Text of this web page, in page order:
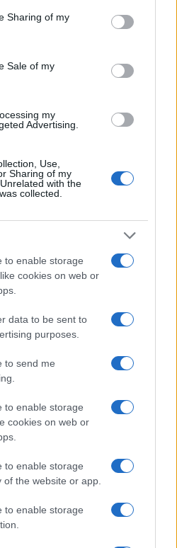
app uses one or more Google
store information including but
behaviour. You may click to
and its third-party tags to
Sharing of my
Sale of my
my
Advertising.
Use,
Sharing of my
with the
collected.
to enable storage
cookies on web or
data to be sent to
purposes.
to send me
to enable storage
cookies on web or
to enable storage
the website or app.
to enable storage
Francia
Germania
UK
Olanda